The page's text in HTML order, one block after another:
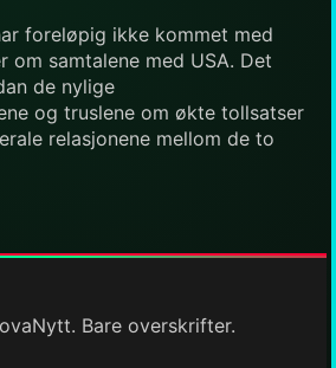
foreløpig ikke kommet med
om samtalene med USA. Det
de nylige
og truslene om økte tollsatser
relasjonene mellom de to
Bare overskrifter.